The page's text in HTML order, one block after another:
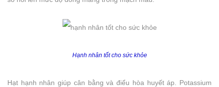
Hạnh nhân tốt cho sức khỏe
Hạt hạnh nhân giúp cân bằng và điểu hòa huyết áp. Potassium